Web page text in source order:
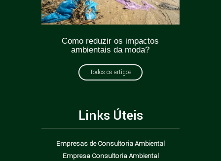
Como reduzir os impactos
ambientais da moda?
Todos os artigos
Links Úteis
Empresas de Consultoria Ambiental
Empresa Consultoria Ambiental